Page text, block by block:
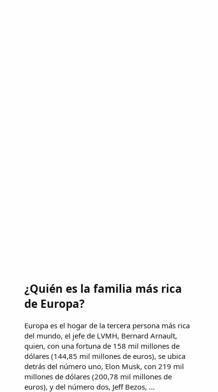
¿Quién es la familia más rica
de Europa?
Europa es el hogar de la tercera persona más rica
del mundo, el jefe de LVMH, Bernard Arnault,
quien, con una fortuna de 158 mil millones de
dólares (144,85 mil millones de euros), se ubica
detrás del número uno, Elon Musk, con 219 mil
millones de dólares (200,78 mil millones de
euros), y del número dos, Jeff Bezos, ...